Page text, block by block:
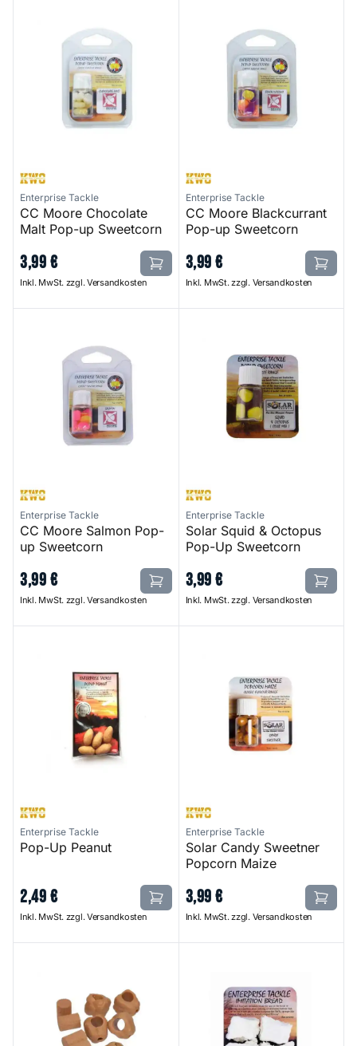
Enterprise Tackle
CC Moore Chocolate
Malt Pop-up Sweetcorn
3,99€
Inkl. MwSt. zzgl. Versandkosten
Enterprise Tackle
CC Moore Blackcurrant
Pop-up Sweetcorn
3,99€
Inkl. MwSt. zzgl. Versandkosten
Enterprise Tackle
CC Moore Salmon Pop-
up Sweetcorn
3,99€
Inkl. MwSt. zzgl. Versandkosten
Enterprise Tackle
Solar Squid & Octopus
Pop-Up Sweetcorn
3,99€
Inkl. MwSt. zzgl. Versandkosten
Enterprise Tackle
Pop-Up Peanut
2,49€
Inkl. MwSt. zzgl. Versandkosten
Enterprise Tackle
Solar Candy Sweetner
Popcorn Maize
3,99€
Inkl. MwSt. zzgl. Versandkosten